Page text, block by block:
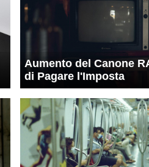
Aumento del Canone
di Pagare l'Imposta